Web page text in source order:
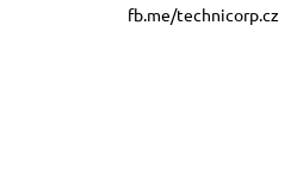
fb.me/technicorp.cz